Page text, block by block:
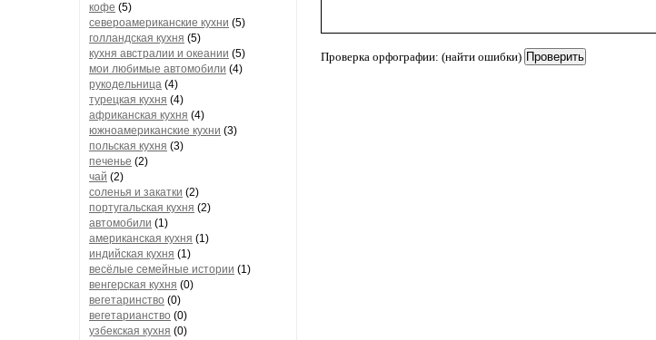
кофе (5)
североамериканские кухни (5)
голландская кухня (5)
кухня австралии и океании (5)
мои любимые автомобили (4)
рукодельница (4)
турецкая кухня (4)
африканская кухня (4)
южноамериканские кухни (3)
польская кухня (3)
печенье (2)
чай (2)
соленья и закатки (2)
португальская кухня (2)
автомобили (1)
американская кухня (1)
индийская кухня (1)
весёлые семейные истории (1)
венгерская кухня (0)
вегетаринство (0)
вегетарианство (0)
узбекская кухня (0)
Проверка орфографии: (найти ошибки)